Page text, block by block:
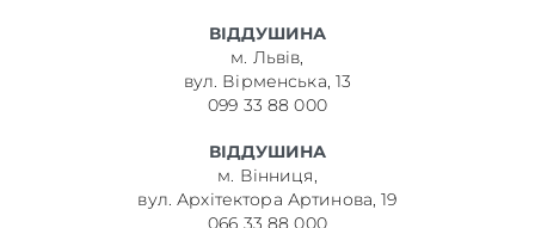
ВІДДУШИНА
м. Львів,
вул. Вірменська, 13
099 33 88 000
ВІДДУШИНА
м. Вінниця,
вул. Архітектора Артинова, 19
066 33 88 000